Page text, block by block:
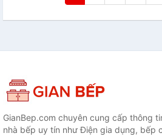
GianBep.com chuyên cung cấp thông
nhà bếp uy tín như Điện gia dụng, bếp